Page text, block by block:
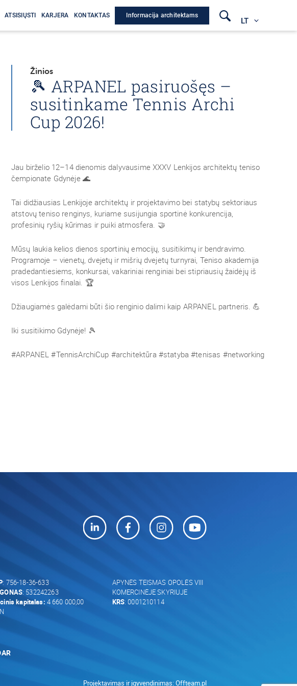
ATSISIŲSTI KARJERA KONTAKTAS Informacija architektams
LT
Žinios
🎾 ARPANEL pasiruošęs –
susitinkame Tennis Archi
Cup 2026!
Jau birželio 12–14 dienomis dalyvausime XXXV Lenkijos architektų teniso
čempionate Gdynėje 🌊
Tai didžiausias Lenkijoje architektų ir projektavimo bei statybų sektoriaus
atstovų teniso renginys, kuriame susijungia sportinė konkurencija,
profesinių ryšių kūrimas ir puiki atmosfera. 🤝
Mūsų laukia kelios dienos sportinių emocijų, susitikimų ir bendravimo.
Programoje – vienetų, dvejetų ir mišrių dvejetų turnyrai, Teniso akademija
pradedantiesiems, konkursai, vakariniai renginiai bei stipriausių žaidėjų iš
visos Lenkijos finalai. 🏆
Džiaugiamės galėdami būti šio renginio dalimi kaip ARPANEL partneris. 💪
Iki susitikimo Gdynėje! 🎾
#ARPANEL #TennisArchiCup #architektūra #statyba #tenisas #networking
: 756-18-36-633
: 532242263
kapitalas: 4 660 000,00
APYNĖS TEISMAS OPOLĖS VIII
KOMERCINĖJE SKYRIUJE
KRS: 0001210114
Projektavimas ir įgyvendinimas:Offteam.pl